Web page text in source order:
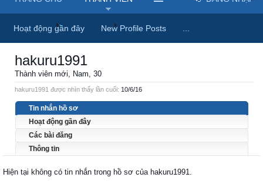
Trang chủ Thành viên hakuru1991
hakuru1991
Thành viên mới, Nam, 30
hakuru1991 được nhìn thấy lần cuối: 10/6/16
Tin nhắn hồ sơ
Hoạt động gần đây
Các bài đăng
Thông tin
Hiện tại không có tin nhắn trong hồ sơ của hakuru1991.
Hoạt động gần đây New Profile Posts